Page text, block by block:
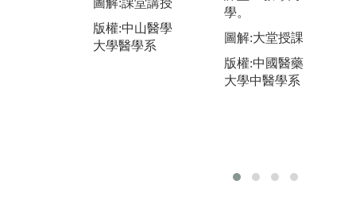
版權:中山醫學
大學醫學系
教案來引發學
生討論，透過
老師進行問題
的引導，培養
學生思考、討
案引導
學。
圖解:大堂授課
版權:中國醫藥
大學中醫學系